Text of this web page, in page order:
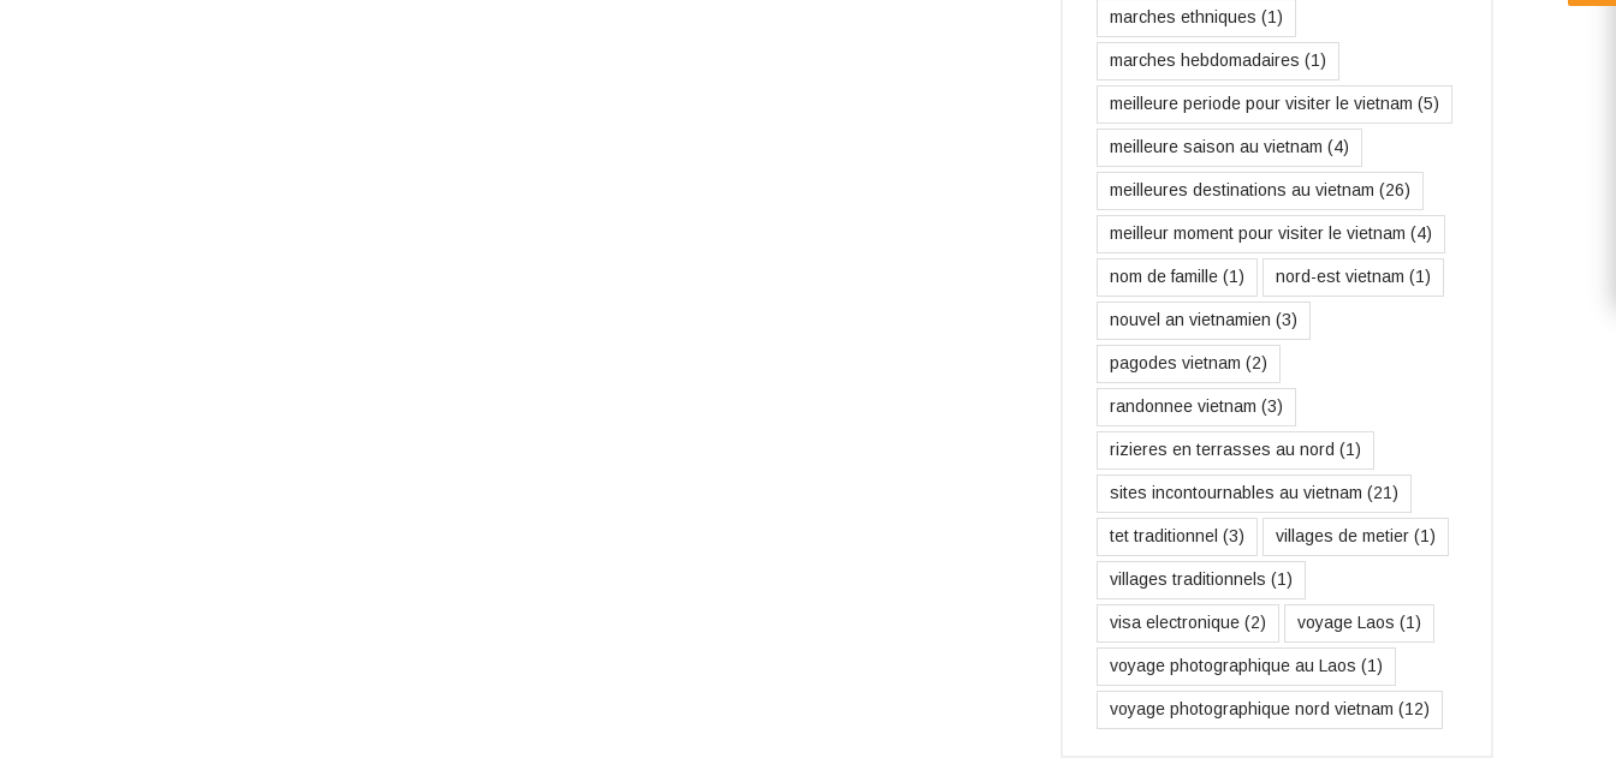
marches ethniques (1)
marches hebdomadaires (1)
meilleure periode pour visiter le vietnam (5)
meilleure saison au vietnam (4)
meilleures destinations au vietnam (26)
meilleur moment pour visiter le vietnam (4)
nom de famille (1) nord-est vietnam (1)
nouvel an vietnamien (3)
pagodes vietnam (2)
randonnee vietnam (3)
rizieres en terrasses au nord (1)
sites incontournables au vietnam (21)
tet traditionnel (3) villages de metier (1)
villages traditionnels (1)
visa electronique (2) voyage Laos (1)
voyage photographique au Laos (1)
voyage photographique nord vietnam (12)